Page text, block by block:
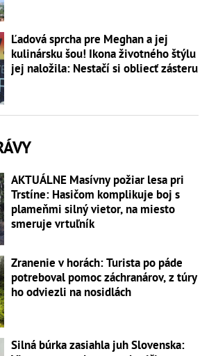
Ľadová sprcha pre Meghan a jej
kulinársku šou! Ikona životného štýlu
jej naložila: Nestačí si obliecť zásteru
AKTUÁLNE Masívny požiar lesa pri
Trstíne: Hasičom komplikuje boj s
plameňmi silný vietor, na miesto
smeruje vrtuľník
Zranenie v horách: Turista po páde
potreboval pomoc záchranárov, z túry
ho odviezli na nosidlách
Silná búrka zasiahla juh Slovenska: